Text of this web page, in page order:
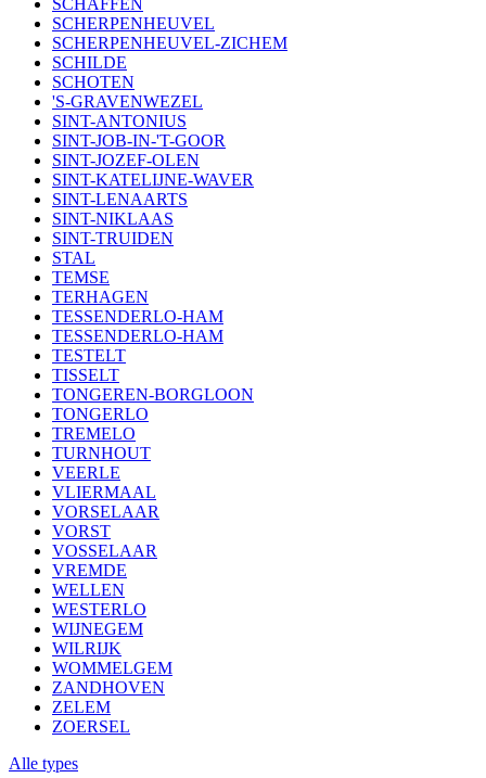
SCHAFFEN
SCHERPENHEUVEL
SCHERPENHEUVEL-ZICHEM
SCHILDE
SCHOTEN
'S-GRAVENWEZEL
SINT-ANTONIUS
SINT-JOB-IN-'T-GOOR
SINT-JOZEF-OLEN
SINT-KATELIJNE-WAVER
SINT-LENAARTS
SINT-NIKLAAS
SINT-TRUIDEN
STAL
TEMSE
TERHAGEN
TESSENDERLO-HAM
TESSENDERLO-HAM
TESTELT
TISSELT
TONGEREN-BORGLOON
TONGERLO
TREMELO
TURNHOUT
VEERLE
VLIERMAAL
VORSELAAR
VORST
VOSSELAAR
VREMDE
WELLEN
WESTERLO
WIJNEGEM
WILRIJK
WOMMELGEM
ZANDHOVEN
ZELEM
ZOERSEL
Alle types